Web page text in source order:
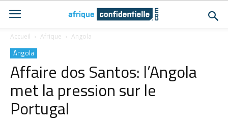
Accueil Afrique Angola
Angola
Affaire dos Santos: l’Angola
met la pression sur le
Portugal